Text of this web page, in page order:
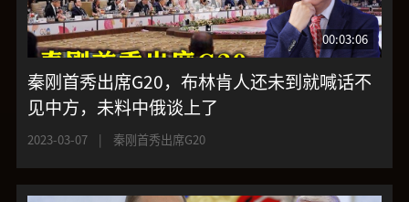
00:03:06
秦刚首秀出席G20，布林肯人还未到就喊话不
见中方，未料中俄谈上了
2023-03-07 | 秦刚首秀出席G20